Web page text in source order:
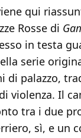
qui
Rosse di
in testa
serie
di palazzo,
violenza. Il
tra i due
sì, e un